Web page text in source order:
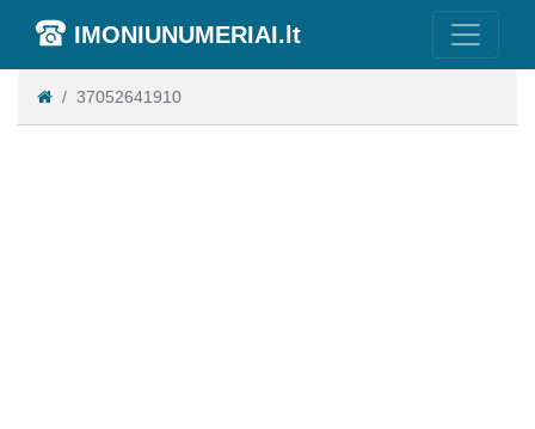
IMONIUNUMERIAI.lt
37052641910